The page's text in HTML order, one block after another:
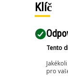
Klíč
Tento
pro